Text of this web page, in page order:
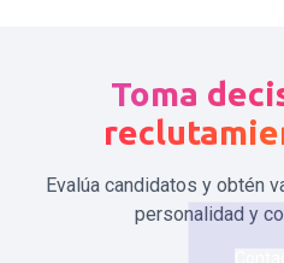
Toma
Evalúa candidatos y obtén
personalidad y